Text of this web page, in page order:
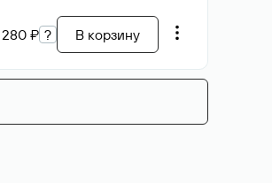
280 ₽ ? В корзину